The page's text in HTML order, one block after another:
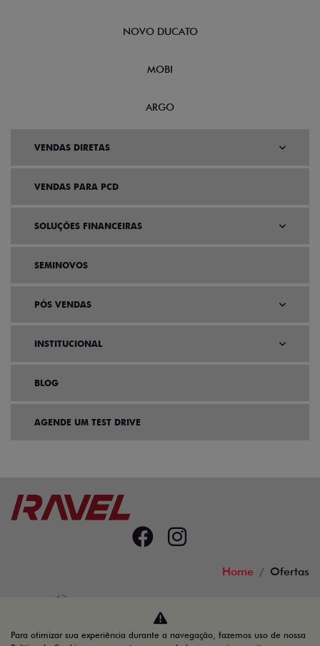
NOVO DUCATO
MOBI
ARGO
VENDAS DIRETAS
VENDAS PARA PCD
SOLUÇÕES FINANCEIRAS
SEMINOVOS
PÓS VENDAS
INSTITUCIONAL
BLOG
AGENDE UM TEST DRIVE
Home Ofertas
Desacelere. Seu bem maior é a vida.
Para otimizar sua experiência durante a navegação, fazemos uso de nossa